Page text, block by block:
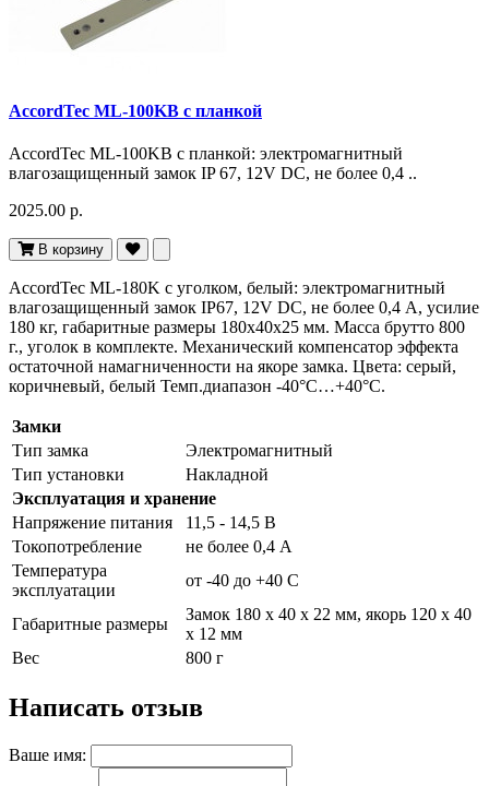
AccordTec ML-100KB с планкой
AccordTec ML-100KB с планкой: электромагнитный
влагозащищенный замок IP 67, 12V DC, не более 0,4 ..
2025.00 р.
В корзину
AccordTec ML-180K с уголком, белый: электромагнитный
влагозащищенный замок IP67, 12V DC, не более 0,4 A, усилие
180 кг, габаритные размеры 180x40x25 мм. Масса брутто 800
г., уголок в комплекте. Механический компенсатор эффекта
остаточной намагниченности на якоре замка. Цвета: серый,
коричневый, белый Темп.диапазон -40°С…+40°С.
Замки
Тип замка
Электромагнитный
Тип установки
Накладной
Эксплуатация и хранение
Напряжение питания
11,5 - 14,5 В
Токопотребление
не более 0,4 A
Температура
эксплуатации
от -40 до +40 С
Габаритные размеры
Замок 180 х 40 х 22 мм, якорь 120 х 40
х 12 мм
Вес
800 г
Написать отзыв
Ваше имя: